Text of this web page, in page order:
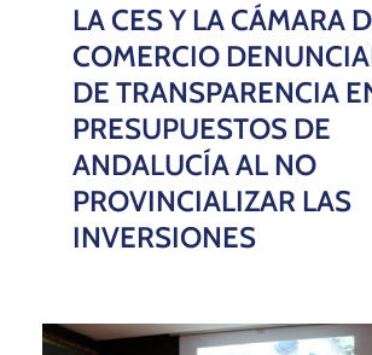
LA CES Y LA CÁMARA
COMERCIO
DE TRANSPARENCIA
PRESUPUESTOS DE
ANDALUCÍA AL NO
PROVINCIALIZAR LAS
INVERSIONES